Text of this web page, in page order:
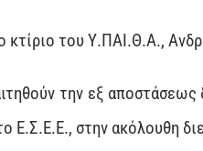
κτίριο του Υ.ΠΑΙ.Θ.Α.,
την εξ
Ε.Σ.Ε.Ε., στην ακόλουθη